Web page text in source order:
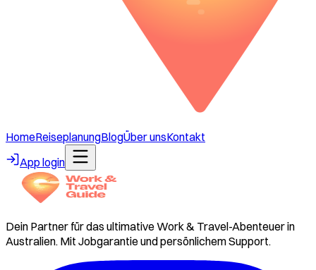
HomeReiseplanungBlogÜber unsKontakt
App login
Dein Partner für das ultimative Work & Travel-Abenteuer in
Australien. Mit Jobgarantie und persönlichem Support.